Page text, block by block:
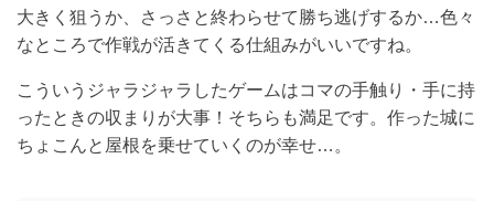
大きく狙うか、さっさと終わらせて勝ち逃げするか…色々
なところで作戦が活きてくる仕組みがいいですね。
こういうジャラジャラしたゲームはコマの手触り・手に持
ったときの収まりが大事！そちらも満足です。作った城に
ちょこんと屋根を乗せていくのが幸せ…。